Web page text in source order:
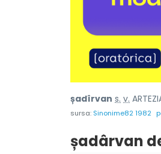
șadîrvan s. v.
sursa: Sinonime82 1982
șadârvan